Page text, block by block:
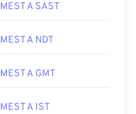
MEST A SAST
MEST A NDT
MEST A GMT
MEST A IST